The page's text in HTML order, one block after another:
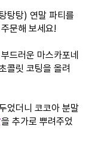
탕탕) 연말 파티를
문해 보세요!
드러운 마스카포네
콜릿 코팅을 올려
었더니 코코아 분말
을 추가로 뿌려주었